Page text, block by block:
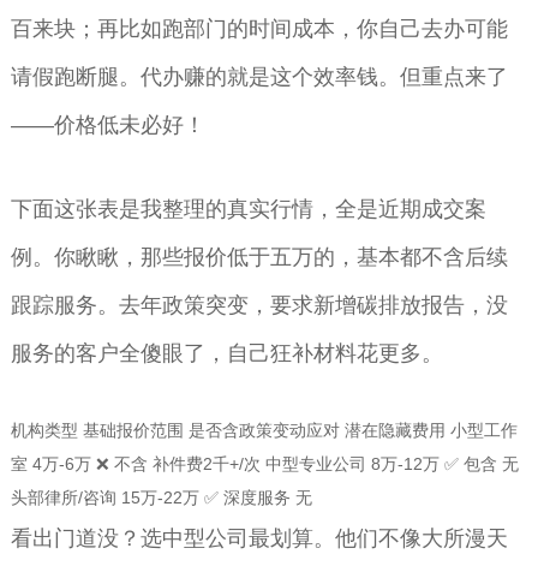
百来块；再比如跑部门的时间成本，你自己去办可能
请假跑断腿。代办赚的就是这个效率钱。但重点来了
——价格低未必好！
下面这张表是我整理的真实行情，全是近期成交案
例。你瞅瞅，那些报价低于五万的，基本都不含后续
跟踪服务。去年政策突变，要求新增碳排放报告，没
服务的客户全傻眼了，自己狂补材料花更多。
机构类型 基础报价范围 是否含政策变动应对 潜在隐藏费用 小型工作
室 4万-6万 ❌ 不含 补件费2千+/次 中型专业公司 8万-12万 ✅ 包含 无
头部律所/咨询 15万-22万 ✅ 深度服务 无
看出门道没？选中型公司最划算。他们不像大所漫天